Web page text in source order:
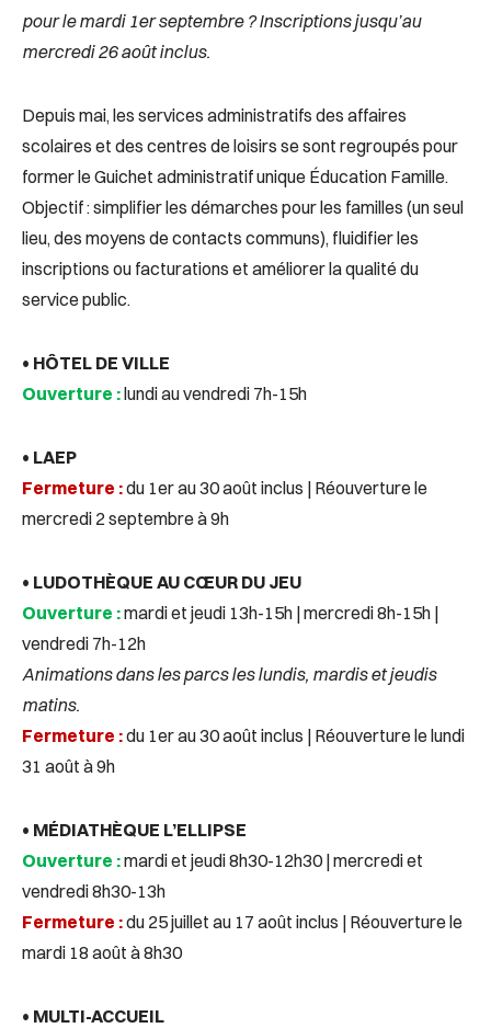
pour le mardi 1er septembre ? Inscriptions jusqu’au
mercredi 26 août inclus.
Depuis mai, les services administratifs des affaires
scolaires et des centres de loisirs se sont regroupés pour
former le Guichet administratif unique Éducation Famille.
Objectif : simplifier les démarches pour les familles (un seul
lieu, des moyens de contacts communs), fluidifier les
inscriptions ou facturations et améliorer la qualité du
service public.
• HÔTEL DE VILLE
Ouverture :lundi au vendredi 7h-15h
• LAEP
Fermeture :du 1er au 30 août inclus | Réouverture le
mercredi 2 septembre à 9h
• LUDOTHÈQUE AU CŒUR DU JEU
Ouverture :mardi et jeudi 13h-15h | mercredi 8h-15h |
vendredi 7h-12h
Animations dans les parcs les lundis, mardis et jeudis
matins.
Fermeture :du 1er au 30 août inclus | Réouverture le lundi
31 août à 9h
• MÉDIATHÈQUE L’ELLIPSE
Ouverture :mardi et jeudi 8h30-12h30 | mercredi et
vendredi 8h30-13h
Fermeture :du 25 juillet au 17 août inclus | Réouverture le
mardi 18 août à 8h30
• MULTI-ACCUEIL